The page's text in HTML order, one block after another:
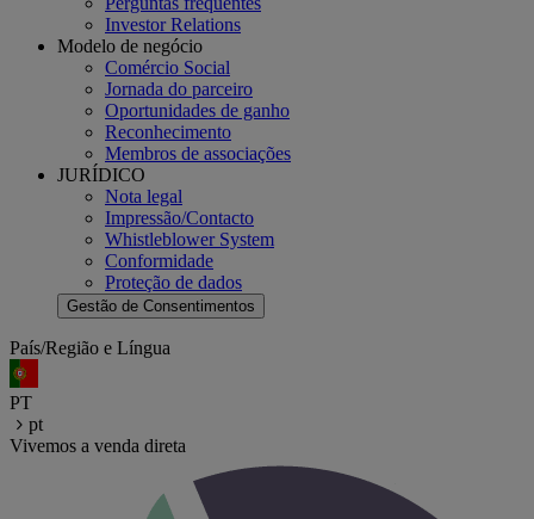
Investor Relations
Modelo de negócio
Comércio Social
Jornada do parceiro
Oportunidades de ganho
Reconhecimento
Membros de associações
JURÍDICO
Nota legal
Impressão/Contacto
Whistleblower System
Conformidade
Proteção de dados
Gestão de Consentimentos
País/Região e Língua
PT
pt
Vivemos a venda direta